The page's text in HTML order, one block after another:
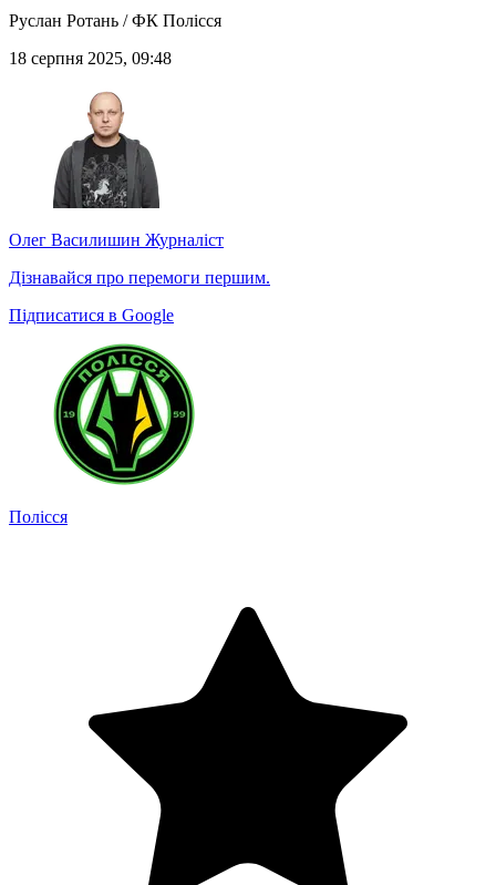
Руслан Ротань / ФК Полісся
18 серпня 2025, 09:48
Олег Василишин Журналіст
Дізнавайся про перемоги першим.
Підписатися в Google
Полісся